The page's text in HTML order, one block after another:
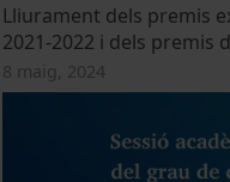
Lliurament dels premis
2021-2022 i dels premis
8 maig, 2024